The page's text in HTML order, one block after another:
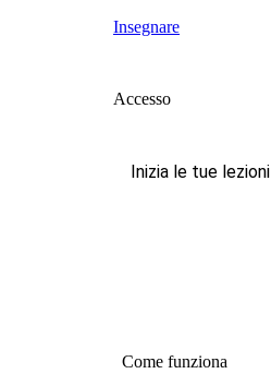
Insegnare
Accesso
Inizia le tue lezioni
Come funziona